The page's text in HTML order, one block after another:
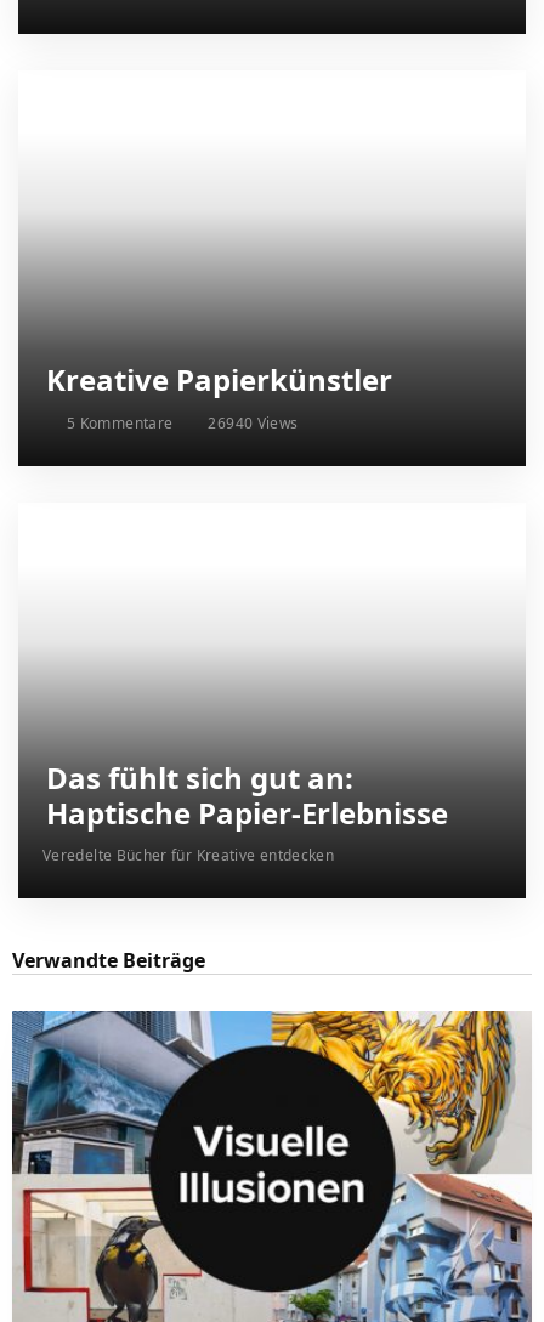
Kreative Papierkünstler
5 Kommentare 26940 Views
Das fühlt sich gut an:
Haptische Papier-Erlebnisse
Veredelte Bücher für Kreative entdecken
Verwandte Beiträge